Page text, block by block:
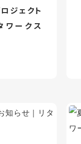
ジェクト
ークス